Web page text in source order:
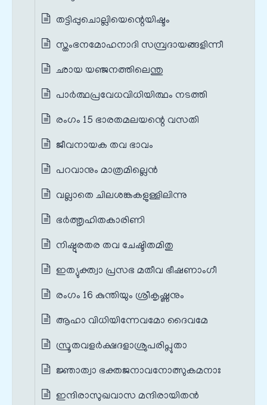
തട്ടിപ്പുചൊല്ലിയെന്റെയിഷ്ടം
സ്തംഭനമോഹനാദി സമ്പ്രദായങ്ങളിന്നീ
ഛായ യഞ്ജനത്തിലെന്തു
പാർത്ഥപ്രവേധവിധിയിത്ഥം നടത്തി
രംഗം 15 ഭാരതമലയന്റെ വസതി
ജീവനായക തവ ഭാവം
പറവാനും മാത്രമില്ലെൻ
വല്ലാതെ ചിലശങ്കകളുള്ളിലിന്നു
ഭർത്തൃഹിതകാരിണി
നിഷ്ഠുരതര തവ ചേഷ്ടിതമിതു
ഇത്യുക്ത്വാ പ്രസഭ മതീവ ഭീഷണാംഗീ
രംഗം 16 കുന്തിയും ശ്രീകൃഷ്ണനും
ആഹാ വിധിയിന്നേവമോ ദൈവമേ
സ്രൂതവളർക്ഷദളാശ്രുപരിപ്ലുതാ
ജ്ഞാത്വാ ഭക്തജനാവനോത്സുകമനാഃ
ഇന്ദിരാസുഖവാസ മന്ദിരായിതൻ